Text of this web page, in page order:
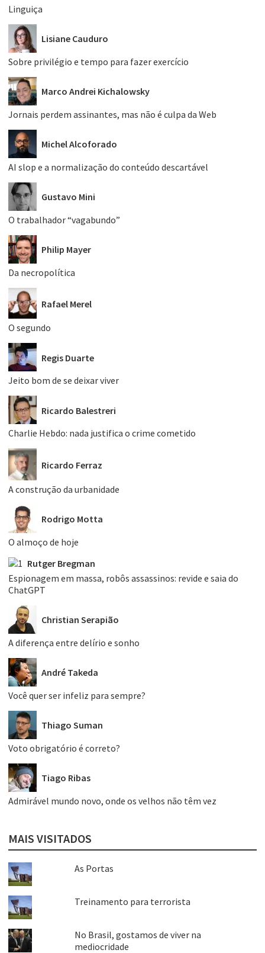
Linguiça
Lisiane Cauduro
Sobre privilégio e tempo para fazer exercício
Marco Andrei Kichalowsky
Jornais perdem assinantes, mas não é culpa da Web
Michel Alcoforado
AI slop e a normalização do conteúdo descartável
Gustavo Mini
O trabalhador “vagabundo”
Philip Mayer
Da necropolítica
Rafael Merel
O segundo
Regis Duarte
Jeito bom de se deixar viver
Ricardo Balestreri
Charlie Hebdo: nada justifica o crime cometido
Ricardo Ferraz
A construção da urbanidade
Rodrigo Motta
O almoço de hoje
Rutger Bregman
Espionagem em massa, robôs assassinos: revide e saia do
ChatGPT
Christian Serapião
A diferença entre delírio e sonho
André Takeda
Você quer ser infeliz para sempre?
Thiago Suman
Voto obrigatório é correto?
Tiago Ribas
Admirável mundo novo, onde os velhos não têm vez
MAIS VISITADOS
As Portas
Treinamento para terrorista
No Brasil, gostamos de viver na
mediocridade